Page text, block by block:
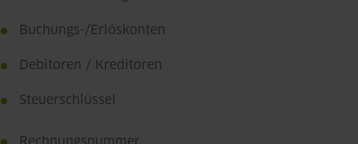
Buchungs-/Erlöskonten
Debitoren / Kreditoren
Steuerschlüssel
Rechnungsnummer